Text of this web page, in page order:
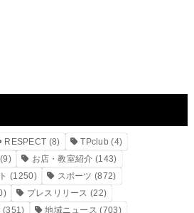
RESPECT (8) TPclub (4)
(9) お店・教室紹介 (143)
(1250) スポーツ (872)
プレスリリース (22)
(351) 地域ニュース (703)